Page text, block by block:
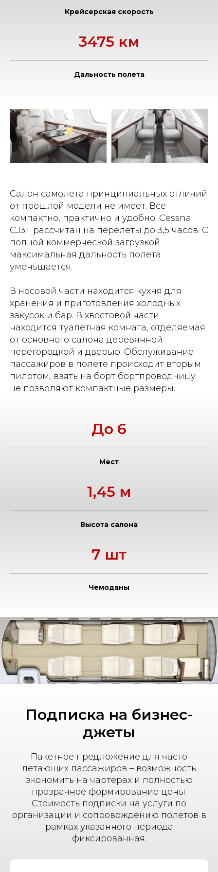
Крейсерская скорость
3475 км
Дальность полета
Салон самолета принципиальных отличий
от прошлой модели не имеет. Все
компактно, практично и удобно. Cessna
CJ3+ рассчитан на перелеты до 3,5 часов. С
полной коммерческой загрузкой
максимальная дальность полета
уменьшается.
В носовой части находится кухня для
хранения и приготовления холодных
закусок и бар. В хвостовой части
находится туалетная комната, отделяемая
от основного салона деревянной
перегородкой и дверью. Обслуживание
пассажиров в полете происходит вторым
пилотом, взять на борт бортпроводницу
не позволяют компактные размеры.
До 6
Мест
1,45 м
Высота салона
7 шт
Чемоданы
Подписка на бизнес-
джеты
Пакетное предложение для часто
летающих пассажиров – возможность
экономить на чартерах и полностью
прозрачное формирование цены.
Стоимость подписки на услуги по
организации и сопровождению полетов в
рамках указанного периода
фиксированная.